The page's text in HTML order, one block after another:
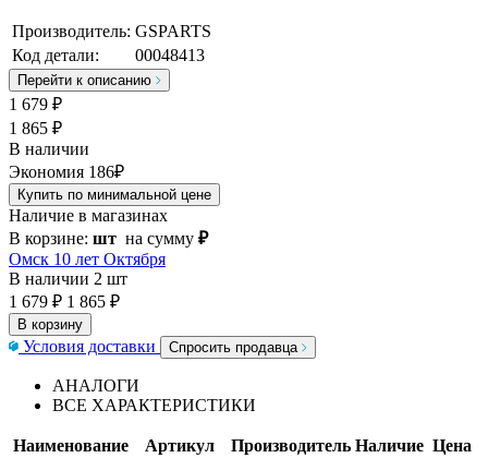
Производитель: GSPARTS
Код детали:
00048413
Перейти к описанию
1 679 ₽
1 865 ₽
В наличии
Экономия 186₽
Купить по минимальной цене
Наличие в магазинах
В корзине: шт на сумму ₽
Омск 10 лет Октября
В наличии 2 шт
1 679 ₽ 1 865 ₽
В корзину
Условия доставки Спросить продавца
АНАЛОГИ
ВСЕ ХАРАКТЕРИСТИКИ
Наименование Артикул Производитель Наличие Цена